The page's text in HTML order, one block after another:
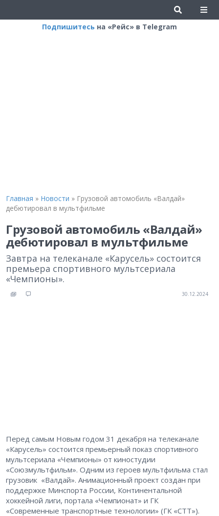
Подпишитесь на «Рейс» в Telegram
Главная » Новости » Грузовой автомобиль «Валдай»
дебютировал в мультфильме
Грузовой автомобиль «Валдай»
дебютировал в мультфильме
Завтра на телеканале «Карусель» состоится
премьера спортивного мультсериала
«Чемпионы».
30.12.2024
Перед самым Новым годом 31 декабря на телеканале
«Карусель» состоится премьерный показ спортивного
мультсериала «Чемпионы» от киностудии
«Союзмультфильм». Одним из героев мультфильма стал
грузовик «Валдай». Анимационный проект создан при
поддержке Минспорта России, Континентальной
хоккейной лиги, портала «Чемпионат» и ГК
«Современные транспортные технологии» (ГК «СТТ»).